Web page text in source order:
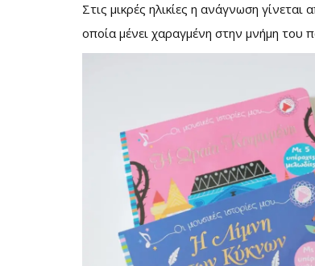
Στις μικρές ηλικίες η ανάγνωση
οποία μένει χαραγμένη στην μνήμη του